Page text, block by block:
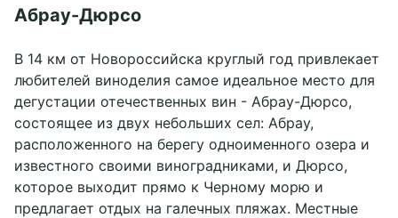
Абрау-Дюрсо
В 14 км от Новороссийска круглый год привлекает
любителей виноделия самое идеальное место для
дегустации отечественных вин - Абрау-Дюрсо,
состоящее из двух небольших сел: Абрау,
расположенного на берегу одноименного озера и
известного своими виноградниками, и Дюрсо,
которое выходит прямо к Черному морю и
предлагает отдых на галечных пляжах. Местные